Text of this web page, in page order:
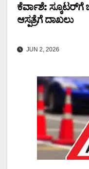
ಕೆರ್ವಾಶೆ: ಸ್ಕೂಟರ್‌ಗೆ
ಆಸ್ಪತ್ರೆಗೆ ದಾಖಲು
JUN 2, 2026